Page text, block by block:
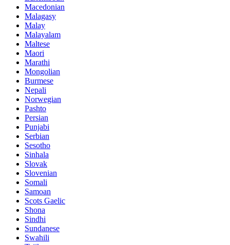
Macedonian
Malagasy
Malay
Malayalam
Maltese
Maori
Marathi
Mongolian
Burmese
Nepali
Norwegian
Pashto
Persian
Punjabi
Serbian
Sesotho
Sinhala
Slovak
Slovenian
Somali
Samoan
Scots Gaelic
Shona
Sindhi
Sundanese
Swahili